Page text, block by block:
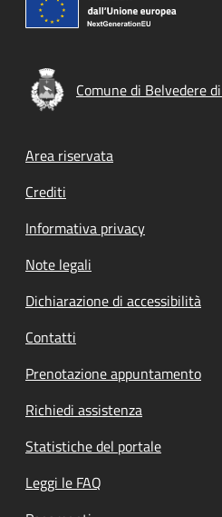
Comune di Belvedere
Footer menu
Area riservata
Crediti
Informativa privacy
Note legali
Dichiarazione di accessibilità
Contatti
Prenotazione appuntamento
Richiedi assistenza
Statistiche del portale
Leggi le FAQ